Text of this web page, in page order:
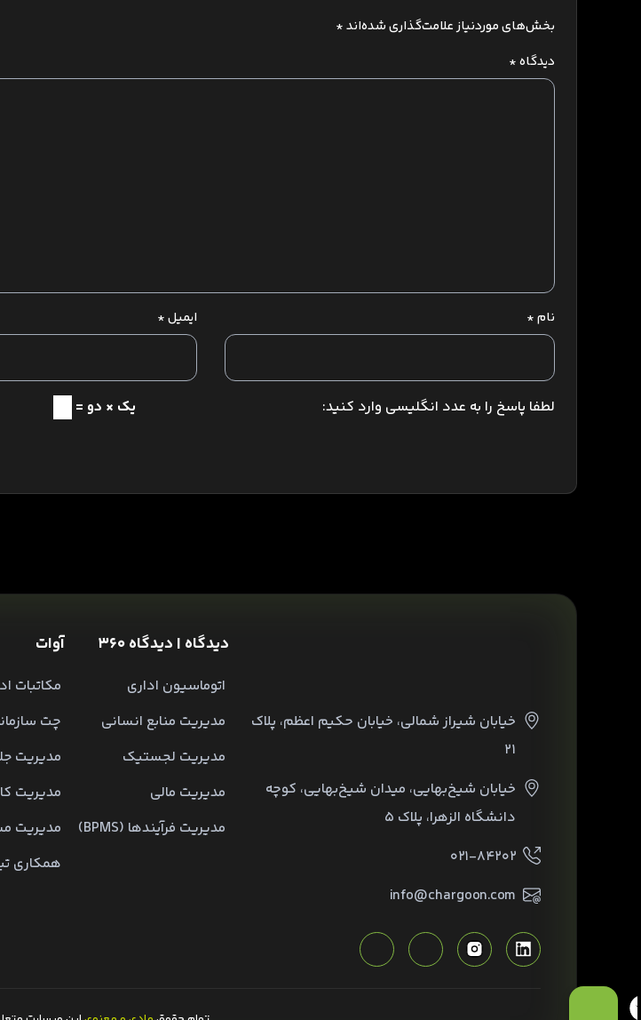
بخش‌های موردنیاز علامت‌گذاری شده‌اند*
دیدگاه*
نام* ایمیل*
لطفا پاسخ را به عدد انگلیسی وارد کنید:
یک × دو =
خیابان شیراز شمالی، خیابان حکیم اعظم، پلاک
۲۱
خیابان شیخ‌بهایی، میدان شیخ‌بهایی، کوچه
دانشگاه الزهرا، پلاک ۵
۰۲۱-۸۴۲۰۲
info@chargoon.com
دیدگاه | دیدگاه 360
اتوماسیون اداری
مدیریت منابع انسانی
مدیریت لجستیک
مدیریت مالی
مدیریت فرآیندها (BPMS)
آوات
مکاتبات
چت
مدیریت
مدیریت
مدیریت
همکاری